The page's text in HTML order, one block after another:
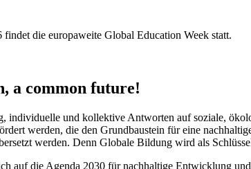
die europaweite Global Education Week statt.
a common future!
individuelle und kollektive Antworten auf soziale,
werden, die den Grundbaustein für eine
werden. Denn Globale Bildung wird als
auf die Agenda 2030 für nachhaltige Entwicklung